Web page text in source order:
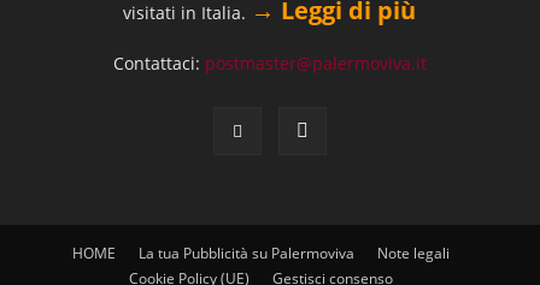
visitati in Italia. → Leggi di più
Contattaci: postmaster@palermoviva.it
HOME La tua Pubblicità su Palermoviva
Note legali
Cookie Policy (UE)
Gestisci consenso